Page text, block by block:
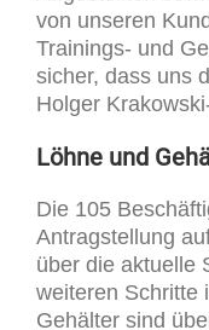
von unseren
Trainings- und
sicher, dass uns
Holger
Löhne und
Die 105
Antragstellung
über die aktuelle
weiteren Schritte
Gehälter sind